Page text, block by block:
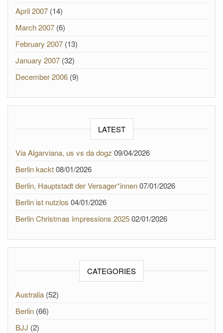
April 2007 (14)
March 2007 (6)
February 2007 (13)
January 2007 (32)
December 2006 (9)
LATEST
Via Algarviana, us vs da dogz 09/04/2026
Berlin kackt08/01/2026
Berlin, Hauptstadt der Versager*innen07/01/2026
Berlin ist nutzlos 04/01/2026
Berlin Christmas impressions 202502/01/2026
CATEGORIES
Australia (52)
Berlin (66)
BJJ (2)